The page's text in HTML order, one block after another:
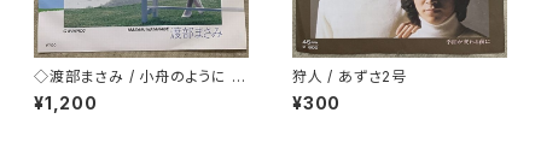
◇渡部まさみ / 小舟のように L
oving You
¥1,200
狩人 / あずさ2号
¥300